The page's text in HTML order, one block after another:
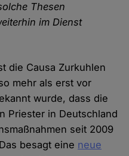
Thesen
im Dienst
die Causa Zurkuhlen
mehr als erst vor
wurde, dass die
Priester in Deutschland
seit 2009
besagt eine neue